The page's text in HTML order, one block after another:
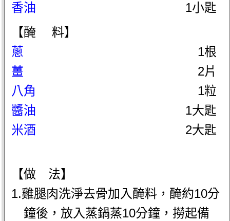
香油
1小匙
【醃 料】
蔥
1根
薑
2片
八角
1粒
醬油
1大匙
米酒
2大匙
【做 法】
1.雞腿肉洗淨去骨加入醃料，醃約10分
鐘後，放入蒸鍋蒸10分鐘，撈起備